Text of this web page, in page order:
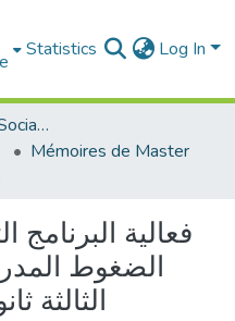
Statistics Log In
Faculté des Sciences Sociales
Mémoires de Master
الضغوط
الثالثة